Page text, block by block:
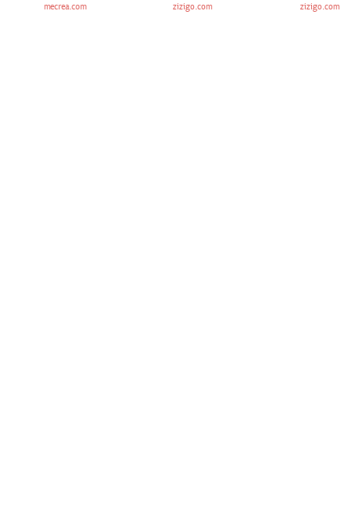
mecrea.com
zizigo.com
zizigo.com